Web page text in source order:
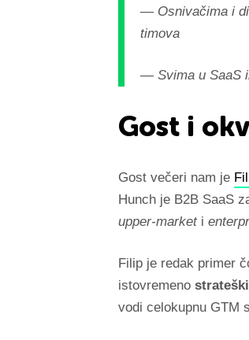
— Osnivačima i
timova
— Svima u SaaS
Gost i
Gost večeri nam je
Hunch je B2B SaaS
upper-marketi
Filip je redak primer
istovremeno
vodi celokupnu GTM